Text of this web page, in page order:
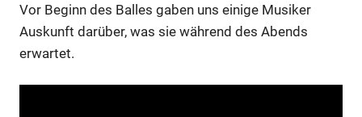
Vor Beginn des Balles gaben uns einige Musiker
Auskunft darüber, was sie während des Abends
erwartet.